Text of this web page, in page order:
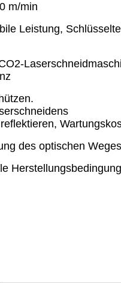
m/min
Leistung,
des optischen